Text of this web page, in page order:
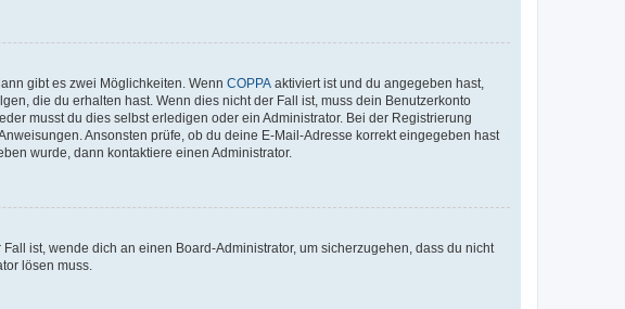
gibt es zwei Möglichkeiten. Wenn COPPA aktiviert ist und du angegeben hast,
die du erhalten hast. Wenn dies nicht der Fall ist, muss dein Benutzerkonto
musst du dies selbst erledigen oder ein Administrator. Bei der Registrierung
Ansonsten prüfe, ob du deine E-Mail-Adresse korrekt eingegeben hast
wurde, dann kontaktiere einen Administrator.
ist, wende dich an einen Board-Administrator, um sicherzugehen, dass du nicht
lösen muss.